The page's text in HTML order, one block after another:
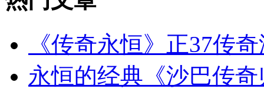
《传奇永恒》正37传
永恒的经典《沙巴传